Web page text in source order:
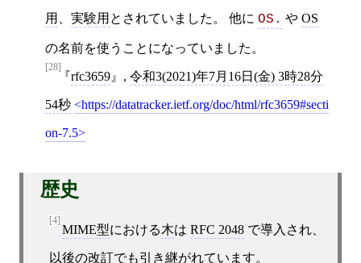
用 、 実験用 とされていました。 他に OS. や OS
の名前を使うことになっていました。
[28]
rfc3659 , 令和3(2021)年7月16日(金) 3時28分
54秒 https://datatracker.ietf.org/doc/html/rfc3659#secti
on-7.5
歴史
[4]
MIME型における木は RFC 2048で導入され、
以後の改訂でも引き継がれています。